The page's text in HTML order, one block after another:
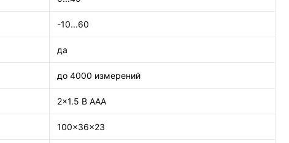
-10...60
да
до 4000 измерений
2x1.5 В ААА
100x36x23